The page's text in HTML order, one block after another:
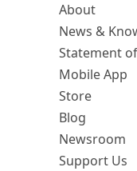
About
News &
Statement
Mobile App
Store
Blog
Newsroom
Support Us